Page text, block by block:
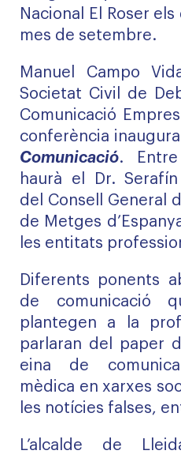
Nacional El Roser
mes de setembre.
Manuel Campo
Societat Civil de
Comunicació
conferència
Comunicació.
haurà el Dr.
del Consell General
de Metges
les entitats
Diferents ponents
de comunicació
plantegen a la
parlaran del paper
eina de
mèdica en xarxes
les notícies falses,
L’alcalde de